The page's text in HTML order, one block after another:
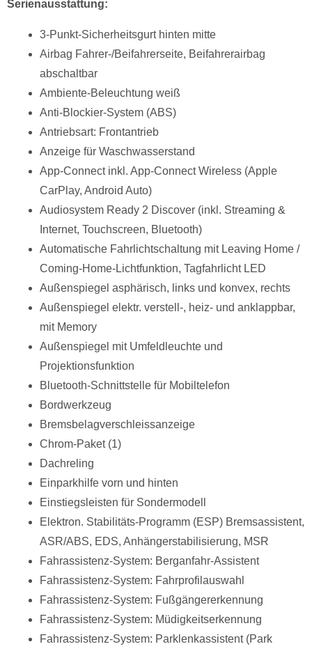
Serienausstattung:
3-Punkt-Sicherheitsgurt hinten mitte
Airbag Fahrer-/Beifahrerseite, Beifahrerairbag
abschaltbar
Ambiente-Beleuchtung weiß
Anti-Blockier-System (ABS)
Antriebsart: Frontantrieb
Anzeige für Waschwasserstand
App-Connect inkl. App-Connect Wireless (Apple
CarPlay, Android Auto)
Audiosystem Ready 2 Discover (inkl. Streaming &
Internet, Touchscreen, Bluetooth)
Automatische Fahrlichtschaltung mit Leaving Home /
Coming-Home-Lichtfunktion, Tagfahrlicht LED
Außenspiegel asphärisch, links und konvex, rechts
Außenspiegel elektr. verstell-, heiz- und anklappbar,
mit Memory
Außenspiegel mit Umfeldleuchte und
Projektionsfunktion
Bluetooth-Schnittstelle für Mobiltelefon
Bordwerkzeug
Bremsbelagverschleissanzeige
Chrom-Paket (1)
Dachreling
Einparkhilfe vorn und hinten
Einstiegsleisten für Sondermodell
Elektron. Stabilitäts-Programm (ESP) Bremsassistent,
ASR/ABS, EDS, Anhängerstabilisierung, MSR
Fahrassistenz-System: Berganfahr-Assistent
Fahrassistenz-System: Fahrprofilauswahl
Fahrassistenz-System: Fußgängererkennung
Fahrassistenz-System: Müdigkeitserkennung
Fahrassistenz-System: Parklenkassistent (Park